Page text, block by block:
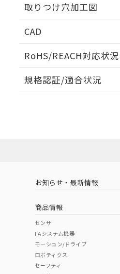
取りつけ穴加工図
CAD
RoHS/REACH対応状況
EU RoHS 注意事項・凡例
中国 RoHS 注意事項・凡例
中国 RoHS表
Pb Hg
規格認証/適合状況
お知らせ・最新情報
商品情報
センサ
FAシステム機器
モーション/ドライブ
ロボティクス
セーフティ